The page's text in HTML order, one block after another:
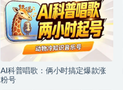
AI科普唱歌：俩小时搞定爆款涨
粉号